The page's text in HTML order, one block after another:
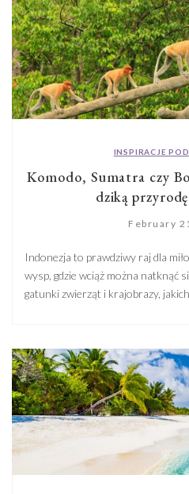
INSPIRACJE
Komodo, Sumatra czy
dziką
February
Indonezja to prawdziwy raj dla
wysp, gdzie wciąż można natknąć
gatunki zwierząt i krajobrazy,
na Waszej liście: Komodo,